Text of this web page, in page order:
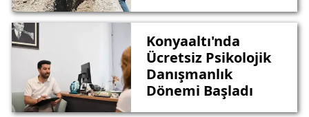
Konyaaltı'nda
Ücretsiz Psikolojik
Danışmanlık
Dönemi Başladı